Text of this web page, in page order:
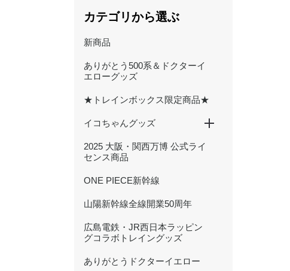
カテゴリから選ぶ
新商品
ありがとう500系＆ドクターイ
エローグッズ
★トレインボックス限定商品★
イコちゃんグッズ
ICOCA20周年記念グッズ
ぬいぐるみ
文具
ハンカチ・タオル
キーホルダー・アクセサリー
雑貨・日用品
バッグ・ポーチ
2025 大阪・関西万博 公式ライ
センス商品
ONE PIECE新幹線
山陽新幹線全線開業50周年
広島電鉄・JR西日本ラッピン
グコラボトレイングッズ
ありがとうドクターイエロー